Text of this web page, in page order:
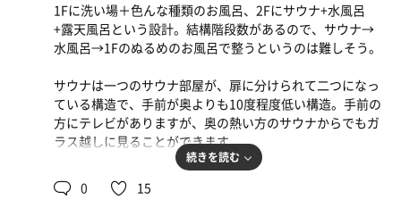
1Fに洗い場＋色んな種類のお風呂、2Fにサウナ+水風呂
+露天風呂という設計。結構階段数があるので、サウナ→
水風呂→1Fのぬるめのお風呂で整うというのは難しそう。
サウナは一つのサウナ部屋が、扉に分けられて二つになっ
ている構造で、手前が奥よりも10度程度低い構造。手前の
方にテレビがありますが、奥の熱い方のサウナからでもガ
ラス越しに見ることができます。
夜はガチサウナー向けというよりは、会話多めな外気浴ス
ペースなので、整いに行くなら白山湯とかの方がオススメ
続きを読む
0 15